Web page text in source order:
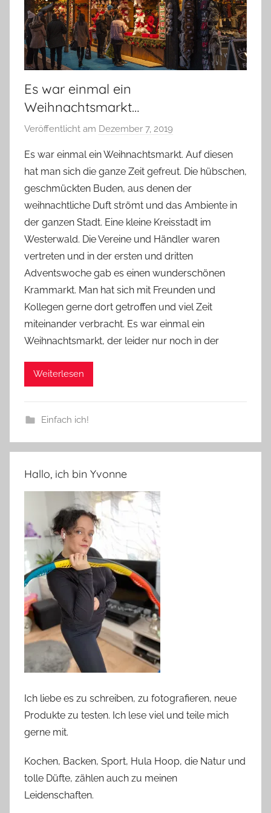
Es war einmal ein
Weihnachtsmarkt…
Veröffentlicht am Dezember 7, 2019
n
Y
v
o
n
n
e
Es war einmal ein Weihnachtsmarkt. Auf diesen
hat man sich die ganze Zeit gefreut. Die hübschen,
geschmückten Buden, aus denen der
weihnachtliche Duft strömt und das Ambiente in
der ganzen Stadt. Eine kleine Kreisstadt im
Westerwald. Die Vereine und Händler waren
vertreten und in der ersten und dritten
Adventswoche gab es einen wunderschönen
Krammarkt. Man hat sich mit Freunden und
Kollegen gerne dort getroffen und viel Zeit
miteinander verbracht. Es war einmal ein
Weihnachtsmarkt, der leider nur noch in der
Weiterlesen
Einfach ich!
Hallo, ich bin Yvonne
Ich liebe es zu schreiben, zu fotografieren, neue
Produkte zu testen. Ich lese viel und teile mich
gerne mit.
Kochen, Backen, Sport, Hula Hoop, die Natur und
tolle Düfte, zählen auch zu meinen
Leidenschaften.